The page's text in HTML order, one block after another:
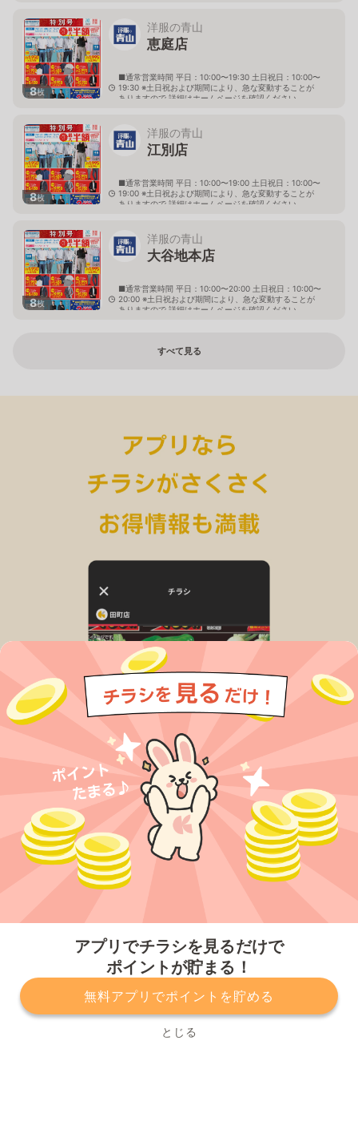
アプリでチラシを見るだけで
ポイントが貯まる！
無料アプリでポイントを貯める
とじる
8枚
洋服の青山
恵庭店
■通常営業時間 平日：10:00〜19:30 土日祝日：10:00〜
19:30 ※土日祝および期間により、急な変動することが
ありますので 詳細はホームページを確認ください
8枚
洋服の青山
江別店
■通常営業時間 平日：10:00〜19:00 土日祝日：10:00〜
19:00 ※土日祝および期間により、急な変動することが
ありますので 詳細はホームページを確認ください
8枚
洋服の青山
大谷地本店
■通常営業時間 平日：10:00〜20:00 土日祝日：10:00〜
20:00 ※土日祝および期間により、急な変動することが
ありますので 詳細はホームページを確認ください
すべて見る
プライバシーポリシー 利用規約
運営会社
サービスに関してのお問い合わせ